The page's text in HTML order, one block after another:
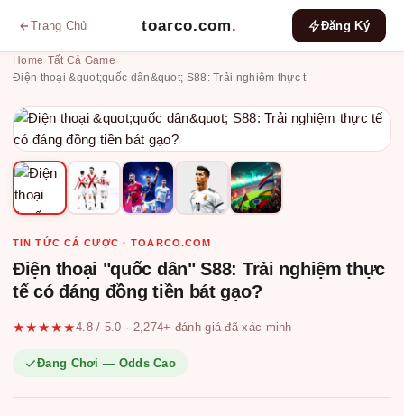
Trang Chủ toarco.com. Đăng Ký
Home Tất Cả Game
Điện thoại &quot;quốc dân&quot; S88: Trải nghiệm thực t
TIN TỨC CÁ CƯỢC · TOARCO.COM
Điện thoại "quốc dân" S88: Trải nghiệm thực
tế có đáng đồng tiền bát gạo?
★★★★★4.8 / 5.0 · 2,274+ đánh giá đã xác minh
Đang Chơi — Odds Cao